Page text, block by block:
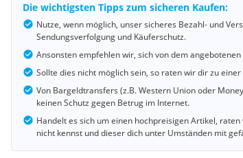
Die wichtigsten Tipps zum sicheren Kaufen:
Nutze, wenn möglich, unser sicheres Bezahl- und
Sendungsverfolgung und Käuferschutz.
Ansonsten empfehlen wir, sich von dem
Sollte dies nicht möglich sein, so raten wir dir zu
Von Bargeldtransfers (z.B. Western Union oder
keinen Schutz gegen Betrug im Internet.
Handelt es sich um einen hochpreisigen Artikel,
nicht kennst und dieser dich unter Umständen mit